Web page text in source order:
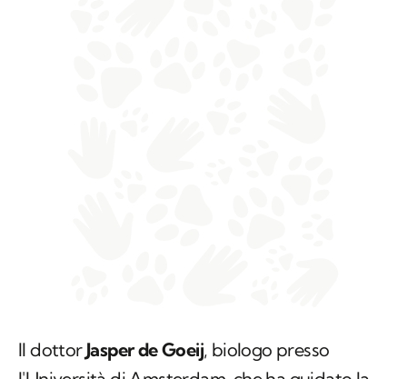
Il dottorJasper de Goeij, biologo presso